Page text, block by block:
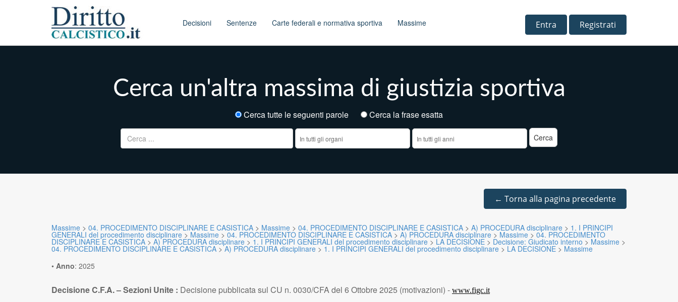
Main menu Decisioni Sentenze Carte federali e normativa sportiva Massime Entra Registrati
Cerca un'altra massima di giustizia sportiva
Cerca tutte le seguenti parole
Cerca la frase esatta
Ricerca per:
← Torna alla pagina precedente
Massime > 04. PROCEDIMENTO DISCIPLINARE E CASISTICA > Massime > 04. PROCEDIMENTO DISCIPLINARE E CASISTICA > A) PROCEDURA disciplinare > 1. I PRINCIPI
GENERALI del procedimento disciplinare > Massime > 04. PROCEDIMENTO DISCIPLINARE E CASISTICA > A) PROCEDURA disciplinare > Massime > 04. PROCEDIMENTO
DISCIPLINARE E CASISTICA > A) PROCEDURA disciplinare > 1. I PRINCIPI GENERALI del procedimento disciplinare > LA DECISIONE > Decisione: Giudicato interno > Massime >
04. PROCEDIMENTO DISCIPLINARE E CASISTICA >A) PROCEDURA disciplinare > 1. I PRINCIPI GENERALI del procedimento disciplinare > LA DECISIONE > Massime
• Anno: 2025
Decisione C.F.A. – Sezioni Unite : Decisione pubblicata sul CU n. 0030/CFA del 6 Ottobre 2025 (motivazioni) - www.figc.it